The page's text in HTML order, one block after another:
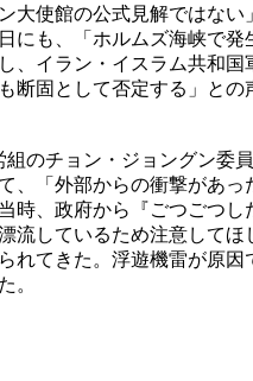
大使館の公式見解ではない
にも、「ホルムズ海峡で発
、イラン・イスラム共和国
断固として否定する」との
のチョン・ジョングン委
、「外部からの衝撃があっ
時、政府から『ごつごつし
流しているため注意してほ
れてきた。浮遊機雷が原因
。